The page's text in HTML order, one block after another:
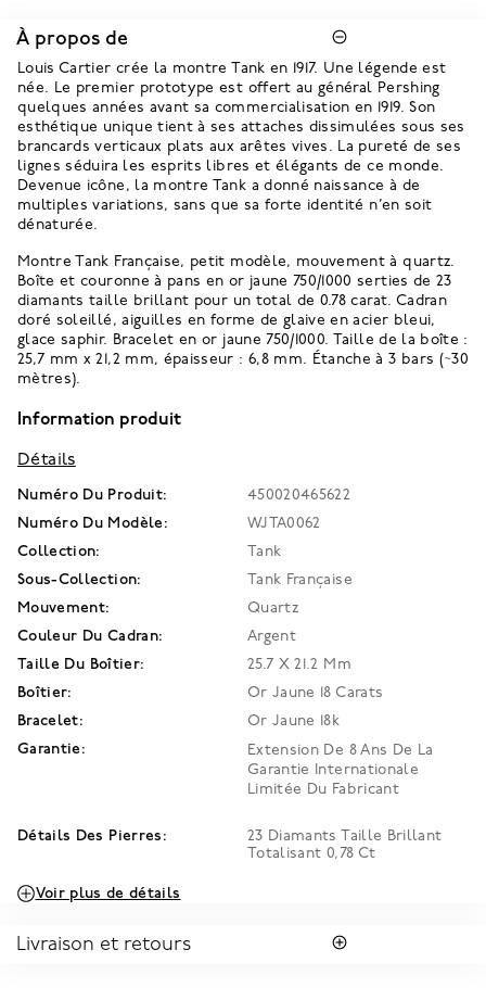
À propos de
Louis Cartier crée la montre Tank en 1917. Une légende est
née. Le premier prototype est offert au général Pershing
quelques années avant sa commercialisation en 1919. Son
esthétique unique tient à ses attaches dissimulées sous ses
brancards verticaux plats aux arêtes vives. La pureté de ses
lignes séduira les esprits libres et élégants de ce monde.
Devenue icône, la montre Tank a donné naissance à de
multiples variations, sans que sa forte identité n’en soit
dénaturée.
Montre Tank Française, petit modèle, mouvement à quartz.
Boîte et couronne à pans en or jaune 750/1000 serties de 23
diamants taille brillant pour un total de 0.78 carat. Cadran
doré soleillé, aiguilles en forme de glaive en acier bleui,
glace saphir. Bracelet en or jaune 750/1000. Taille de la boîte :
25,7 mm x 21,2 mm, épaisseur : 6,8 mm. Étanche à 3 bars (~30
mètres).
Information produit
Détails
Numéro Du Produit:
450020465622
Numéro Du Modèle:
WJTA0062
Collection:
Tank
Sous-Collection:
Tank Française
Mouvement:
Quartz
Couleur Du Cadran:
Argent
Taille Du Boîtier:
25.7 X 21.2 Mm
Boîtier:
Or Jaune 18 Carats
Bracelet:
Or Jaune 18k
Garantie:
Extension De 8 Ans De La
Garantie Internationale
Limitée Du Fabricant
Détails Des Pierres:
23 Diamants Taille Brillant
Totalisant 0,78 Ct
Voir plus de détails
Livraison et retours